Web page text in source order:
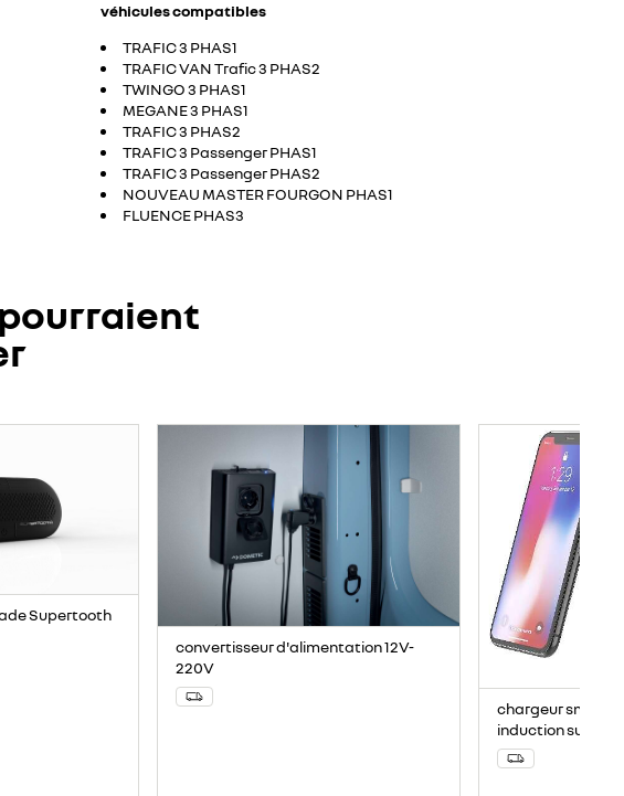
véhicules compatibles
TRAFIC 3 PHAS1
TRAFIC VAN Trafic 3 PHAS2
TWINGO 3 PHAS1
MEGANE 3 PHAS1
TRAFIC 3 PHAS2
TRAFIC 3 Passenger PHAS1
TRAFIC 3 Passenger PHAS2
NOUVEAU MASTER FOURGON PHAS1
FLUENCE PHAS3
Supertooth
convertisseur d'alimentation 12V-
220V
chargeur
induction sur